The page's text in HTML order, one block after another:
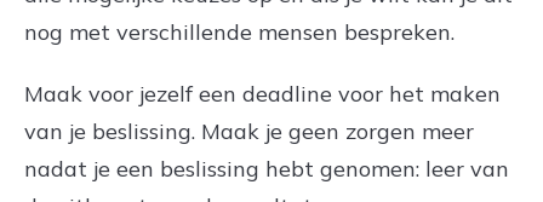
nog met verschillende mensen bespreken.
Maak voor jezelf een deadline voor het maken
van je beslissing. Maak je geen zorgen meer
nadat je een beslissing hebt genomen: leer van